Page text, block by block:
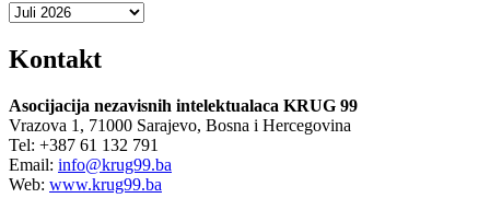
Arhiva
Kontakt
Asocijacija nezavisnih intelektualaca KRUG 99
Vrazova 1, 71000 Sarajevo, Bosna i Hercegovina
Tel: +387 61 132 791
Email: info@krug99.ba
Web: www.krug99.ba